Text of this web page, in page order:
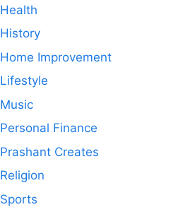
Health
History
Home Improvement
Lifestyle
Music
Personal Finance
Prashant Creates
Religion
Sports